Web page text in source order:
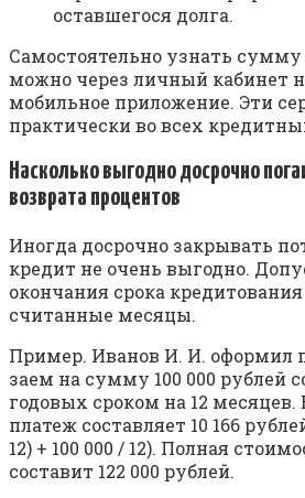
оставшегося долга.
Самостоятельно узнать
можно через личный кабинет
мобильное приложение. Эти
практически во всех
Насколько выгодно досрочно
возврата процентов
Иногда досрочно закрывать
кредит не очень выгодно.
окончания срока
считанные месяцы.
Пример. Иванов И. И. оформил
заем на сумму 100 000 рублей
годовых сроком на 12
платеж составляет 10 166
12) + 100 000 / 12). Полная
составит 122 000 рублей.